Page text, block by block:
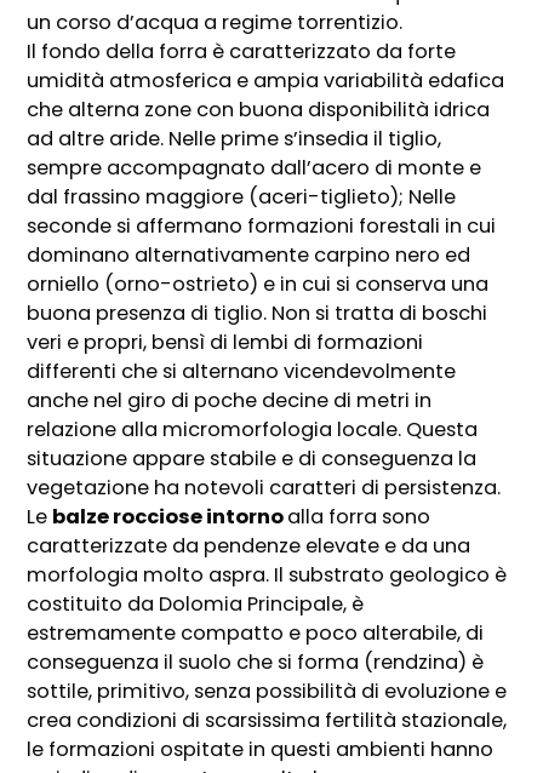
un corso d’acqua a regime torrentizio.
Il fondo della forra è caratterizzato da forte
umidità atmosferica e ampia variabilità edafica
che alterna zone con buona disponibilità idrica
ad altre aride. Nelle prime s’insedia il tiglio,
sempre accompagnato dall’acero di monte e
dal frassino maggiore (aceri-tiglieto); Nelle
seconde si affermano formazioni forestali in cui
dominano alternativamente carpino nero ed
orniello (orno-ostrieto) e in cui si conserva una
buona presenza di tiglio. Non si tratta di boschi
veri e propri, bensì di lembi di formazioni
differenti che si alternano vicendevolmente
anche nel giro di poche decine di metri in
relazione alla micromorfologia locale. Questa
situazione appare stabile e di conseguenza la
vegetazione ha notevoli caratteri di persistenza.
Le balze rocciose intornoalla forra sono
caratterizzate da pendenze elevate e da una
morfologia molto aspra. Il substrato geologico è
costituito da Dolomia Principale, è
estremamente compatto e poco alterabile, di
conseguenza il suolo che si forma (rendzina) è
sottile, primitivo, senza possibilità di evoluzione e
crea condizioni di scarsissima fertilità stazionale,
le formazioni ospitate in questi ambienti hanno